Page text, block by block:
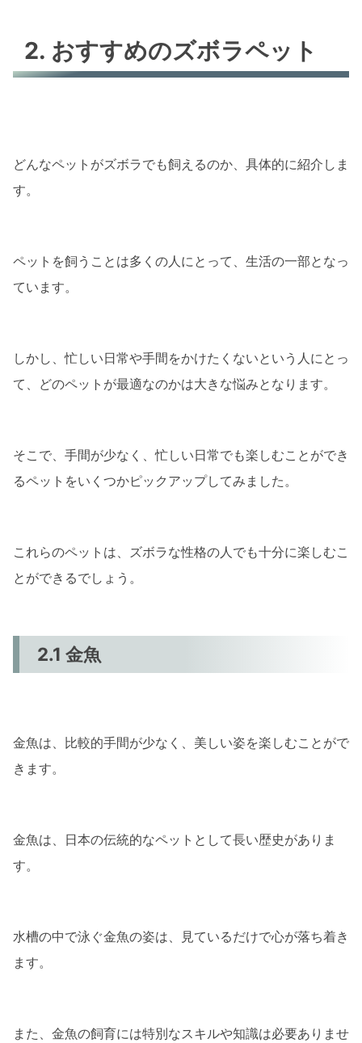
2. おすすめのズボラペット
どんなペットがズボラでも飼えるのか、具体的に紹介しま
す。
ペットを飼うことは多くの人にとって、生活の一部となっ
ています。
しかし、忙しい日常や手間をかけたくないという人にとっ
て、どのペットが最適なのかは大きな悩みとなります。
そこで、手間が少なく、忙しい日常でも楽しむことができ
るペットをいくつかピックアップしてみました。
これらのペットは、ズボラな性格の人でも十分に楽しむこ
とができるでしょう。
2.1 金魚
金魚は、比較的手間が少なく、美しい姿を楽しむことがで
きます。
金魚は、日本の伝統的なペットとして長い歴史がありま
す。
水槽の中で泳ぐ金魚の姿は、見ているだけで心が落ち着き
ます。
また、金魚の飼育には特別なスキルや知識は必要ありませ